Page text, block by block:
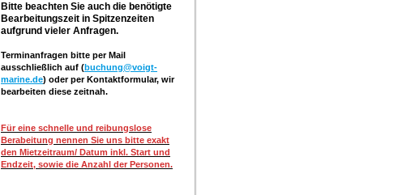
Bitte beachten Sie auch die benötigte
Bearbeitungszeit in Spitzenzeiten
aufgrund vieler Anfragen.
Terminanfragen bitte per Mail
ausschließlich auf (buchung@voigt-
marine.de) oder per Kontaktformular, wir
bearbeiten diese zeitnah.
Für eine schnelle und reibungslose
Berabeitung nennen Sie uns bitte exakt
den Mietzeitraum/ Datum inkl. Start und
Endzeit, sowie die Anzahl der Personen.